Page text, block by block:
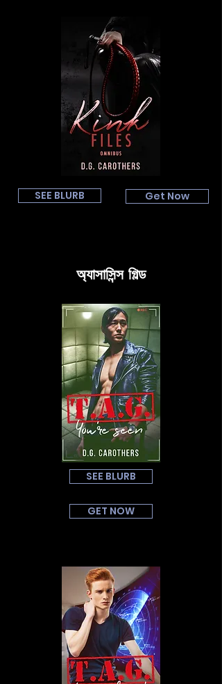
SEE BLURB Get Now
অ্যাসাসিন্স গিল্ড
SEE BLURB
GET NOW